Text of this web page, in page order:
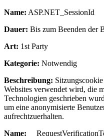
Name: ASP.NET_SessionId
Dauer: Bis zum Beenden der
Art: 1st Party
Kategorie: Notwendig
Beschreibung:
Websites verwendet wird, die
Technologien geschrieben
um eine anonymisierte
aufrechtzuerhalten.
Name: